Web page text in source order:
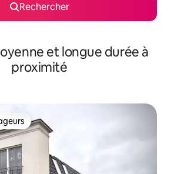
Rechercher
et longue durée à
proximité